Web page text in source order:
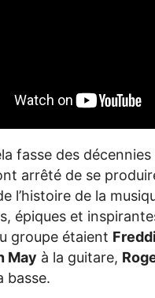
fasse des
arrêté de se
l’histoire de la
épiques et
groupe étaient
May à la guitare,
basse.